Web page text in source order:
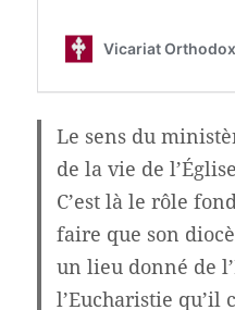
Le sens du
de la vie de
C’est là le rôle
faire que son
un lieu donné de
l’Eucharistie qu’il